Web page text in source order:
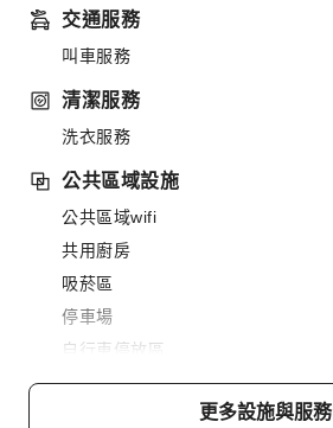
交通服務
叫車服務
清潔服務
洗衣服務
公共區域設施
公共區域wifi
共用廚房
吸菸區
停車場
自行車停放區
上網服務
公共休息室/電視室更多設施與服務